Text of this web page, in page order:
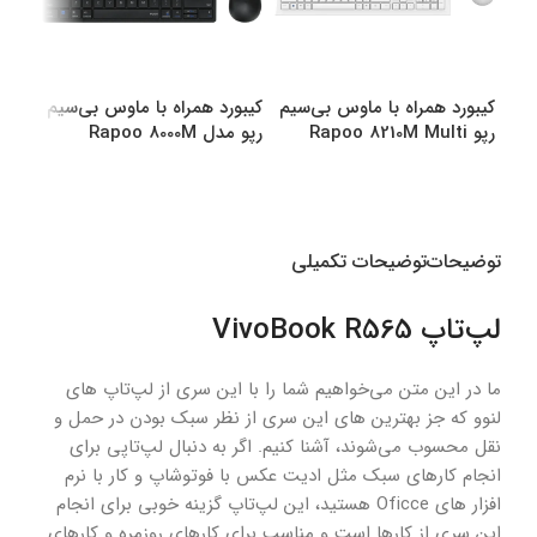
کیبورد همراه با ماوس بی‌سیم
رپو Rapoo 8210M Multi
کیبورد همراه با ماوس بی‌سیم
رپو مدل Rapoo 8000M
توضیحاتتوضیحات تکمیلی
لپ‌تاپ VivoBook R565
ما در این متن می‌خواهیم شما را با این سری از لپ‌تاپ های
لنوو که جز بهترین های این سری از نظر سبک بودن در حمل و
نقل محسوب می‌شوند، آشنا کنیم. اگر به دنبال لپ‌تاپی برای
انجام کارهای سبک مثل ادیت عکس با فوتوشاپ و کار با نرم
افزار های Oficce هستید، این لپ‌تاپ گزینه خوبی برای انجام